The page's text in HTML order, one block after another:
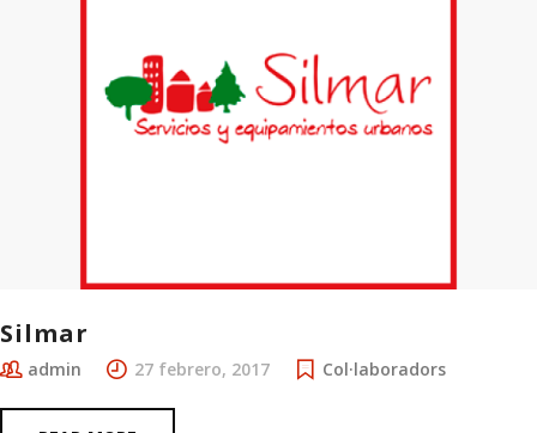
Silmar
admin 27 febrero, 2017 Col·laboradors